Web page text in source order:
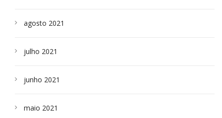
agosto 2021
julho 2021
junho 2021
maio 2021